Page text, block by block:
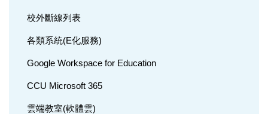
校外斷線列表
各類系統(E化服務)
Google Workspace for Education
CCU Microsoft 365
雲端教室(軟體雲)